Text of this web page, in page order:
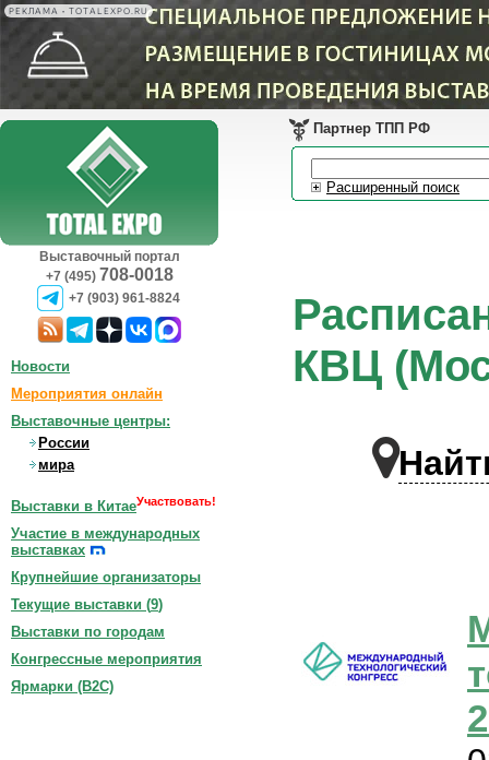
РЕКЛАМА • TOTALEXPO.RU
Выставочный портал
+7 (495) 708-0018
+7 (903) 961-8824
Партнер ТПП РФ
Расширенный поиск
КВЦ
Новости
Мероприятия онлайн
Выставочные центры:
России
мира
Выставки в КитаеУчаствовать!
Участие в международных
выставках
Крупнейшие организаторы
Текущие выставки (9)
Выставки по городам
Конгрессные мероприятия
Ярмарки (B2C)